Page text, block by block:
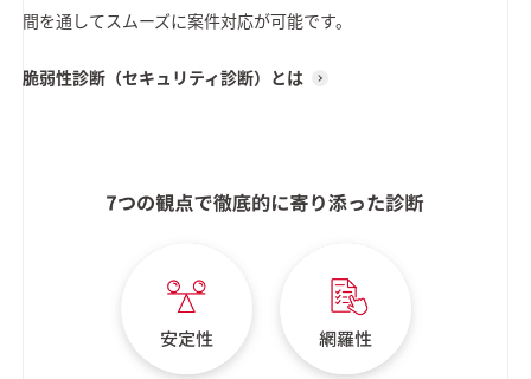
間を通してスムーズに案件対応が可能です。
脆弱性診断（セキュリティ診断）とは